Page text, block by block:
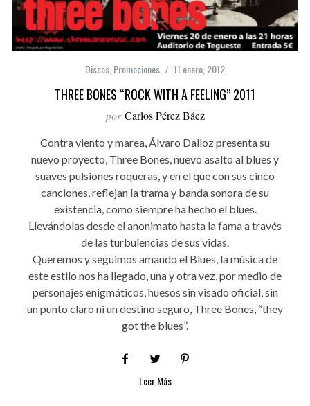
Discos Promociones 11 enero, 2012
THREE BONES “ROCK WITH A FEELING” 2011
por Carlos Pérez Báez
Contra viento y marea, Álvaro Dalloz presenta su
nuevo proyecto, Three Bones, nuevo asalto al blues y
suaves pulsiones roqueras, y en el que con sus cinco
canciones, reflejan la trama y banda sonora de su
existencia, como siempre ha hecho el blues.
Llevándolas desde el anonimato hasta la fama a través
de las turbulencias de sus vidas.
Queremos y seguimos amando el Blues, la música de
este estilo nos ha llegado, una y otra vez, por medio de
personajes enigmáticos, huesos sin visado oficial, sin
un punto claro ni un destino seguro, Three Bones, “they
got the blues”.
Leer Más